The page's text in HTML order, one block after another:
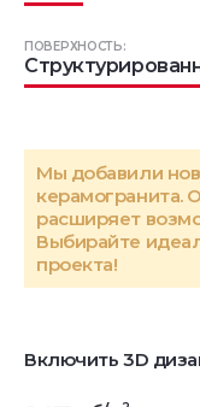
ПОВЕРХНОСТЬ:
Мы добавили
керамогранита.
расширяет
Выбирайте
проекта!
Включить 3D